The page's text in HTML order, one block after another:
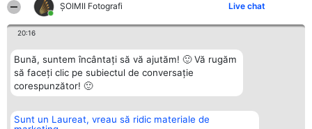
ȘOIMII Fotografi Live chat
20:16
Bună, suntem încântați să vă ajutăm! 🙂 Vă rugăm
să faceți clic pe subiectul de conversație
corespunzător! 🙂
Sunt un Laureat, vreau să ridic materiale de
Organizator Ranking Plebiscyt Contact